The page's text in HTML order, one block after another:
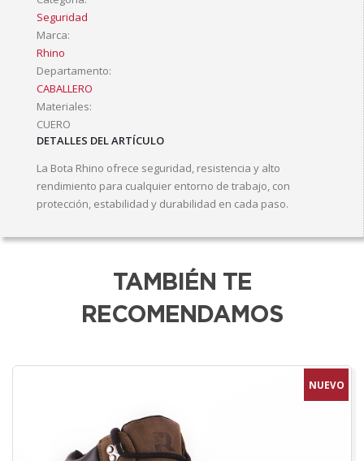
Seguridad
Marca:
Rhino
Departamento:
CABALLERO
Materiales:
CUERO
DETALLES DEL ARTÍCULO
La Bota Rhino ofrece seguridad, resistencia y alto
rendimiento para cualquier entorno de trabajo, con
protección, estabilidad y durabilidad en cada paso.
TAMBIÉN TE
RECOMENDAMOS
NUEVO